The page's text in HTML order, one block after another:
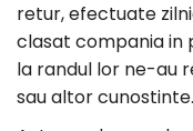
retur, efectuate
clasat compania in
la randul lor ne-au
sau altor cunostinte.